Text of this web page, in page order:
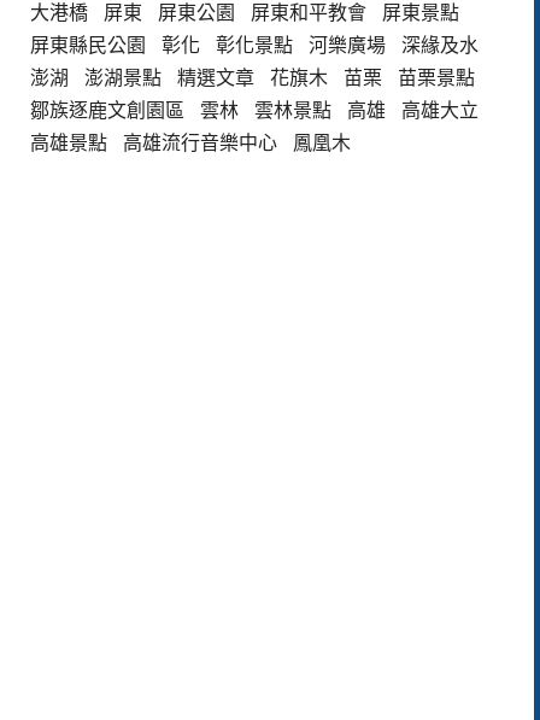
大港橋
屏東 屏東公園 屏東和平教會
屏東景點
屏東縣民公園
彰化 彰化景點 河樂廣場
深緣及水
澎湖
澎湖景點 精選文章 花旗木 苗栗
苗栗景點
鄒族逐鹿文創園區
雲林 雲林景點 高雄
高雄大立
高雄景點
高雄流行音樂中心 鳳凰木